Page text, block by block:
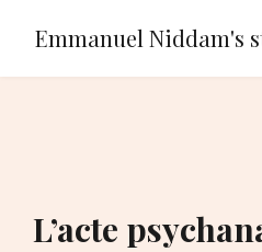
Emmanuel Niddam's
L’acte